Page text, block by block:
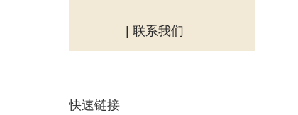
| 联系我们
快速链接